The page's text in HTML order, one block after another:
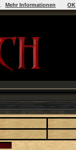
Mehr Informationen OK